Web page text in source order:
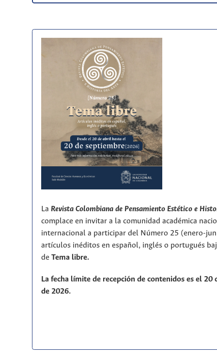
La Revista Colombiana de Pensamiento Estético e
complace en invitar a la comunidad académica
internacional a participar del Número 25 (enero-
artículos inéditos en español, inglés o portugués
de Tema libre.
La fecha límite de recepción de contenidos es el 20
de 2026.